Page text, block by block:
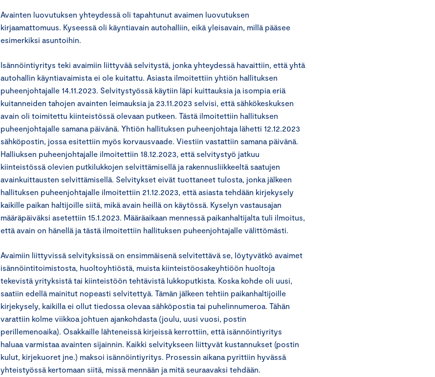
Avainten luovutuksen yhteydessä oli tapahtunut avaimen luovutuksen
kirjaamattomuus. Kyseessä oli käyntiavain autohalliin, eikä yleisavain, millä pääsee
esimerkiksi asuntoihin.
Isännöintiyritys teki avaimiin liittyvää selvitystä, jonka yhteydessä havaittiin, että yhtä
autohallin käyntiavaimista ei ole kuitattu. Asiasta ilmoitettiin yhtiön hallituksen
puheenjohtajalle 14.11.2023. Selvitystyössä käytiin läpi kuittauksia ja isompia eriä
kuitanneiden tahojen avainten leimauksia ja 23.11.2023 selvisi, että sähkökeskuksen
avain oli toimitettu kiinteistössä olevaan putkeen. Tästä ilmoitettiin hallituksen
puheenjohtajalle samana päivänä. Yhtiön hallituksen puheenjohtaja lähetti 12.12.2023
sähköpostin, jossa esitettiin myös korvausvaade. Viestiin vastattiin samana päivänä.
Halliuksen puheenjohtajalle ilmoitettiin 18.12.2023, että selvitystyö jatkuu
kiinteistössä olevien putkilukkojen selvittämisellä ja rakennusliikkeeltä saatujen
avainkuittausten selvittämisellä. Selvitykset eivät tuottaneet tulosta, jonka jälkeen
hallituksen puheenjohtajalle ilmoitettiin 21.12.2023, että asiasta tehdään kirjekysely
kaikille paikan haltijoille siitä, mikä avain heillä on käytössä. Kyselyn vastausajan
määräpäiväksi asetettiin 15.1.2023. Määräaikaan mennessä paikanhaltijalta tuli ilmoitus,
että avain on hänellä ja tästä ilmoitettiin hallituksen puheenjohtajalle välittömästi.
Avaimiin liittyvissä selvityksissä on ensimmäisenä selvitettävä se, löytyvätkö avaimet
isännöintitoimistosta, huoltoyhtiöstä, muista kiinteistöosakeyhtiöön huoltoja
tekevistä yrityksistä tai kiinteistöön tehtävistä lukkoputkista. Koska kohde oli uusi,
saatiin edellä mainitut nopeasti selvitettyä. Tämän jälkeen tehtiin paikanhaltijoille
kirjekysely, kaikilla ei ollut tiedossa olevaa sähköpostia tai puhelinnumeroa. Tähän
varattiin kolme viikkoa johtuen ajankohdasta (joulu, uusi vuosi, postin
perillemenoaika). Osakkaille lähteneissä kirjeissä kerrottiin, että isännöintiyritys
haluaa varmistaa avainten sijainnin. Kaikki selvitykseen liittyvät kustannukset (postin
kulut, kirjekuoret jne.) maksoi isännöintiyritys. Prosessin aikana pyrittiin hyvässä
yhteistyössä kertomaan siitä, missä mennään ja mitä seuraavaksi tehdään.